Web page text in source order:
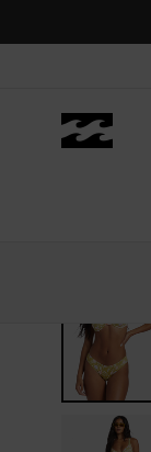
produto